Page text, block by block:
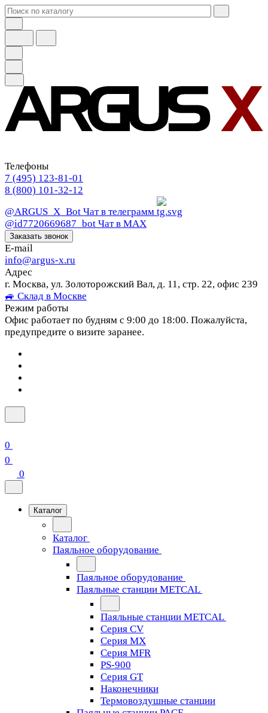
Телефоны
7 (495) 123-81-01
8 (800) 101-32-12
@ARGUS_X_Bot Чат в телеграмм
@id7720669687_bot Чат в МАХ
Заказать звонок
E-mail
info@argus-x.ru
Адрес
г. Москва, ул. Золоторожский Вал, д. 11, стр. 22, офис 239
🚙 Склад в Москве
Режим работы
Офис работает по будням с 9:00 до 18:00. Пожалуйста,
предупредите о визите заранее.
0
0
0
Каталог
Каталог
Паяльное оборудование
Паяльное оборудование
Паяльные станции METCAL
Паяльные станции METCAL
Серия CV
Серия MX
Серия MFR
PS-900
Серия GT
Наконечники
Термовоздушные станции